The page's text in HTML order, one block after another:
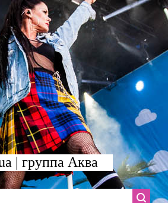
| группа Аква